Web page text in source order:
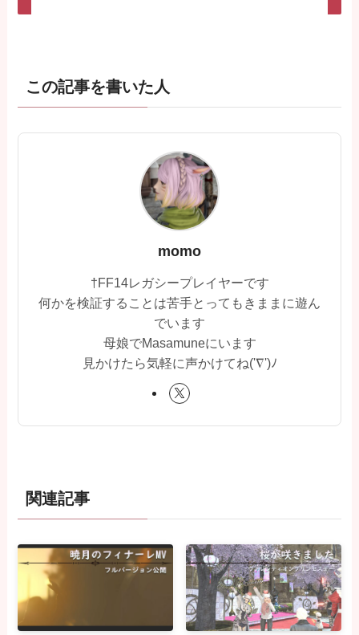
この記事を書いた人
momo
†FF14レガシープレイヤーです
何かを検証することは苦手とってもきままに遊ん
でいます
母娘でMasamuneにいます
見かけたら気軽に声かけてね('∇')ﾉ
関連記事